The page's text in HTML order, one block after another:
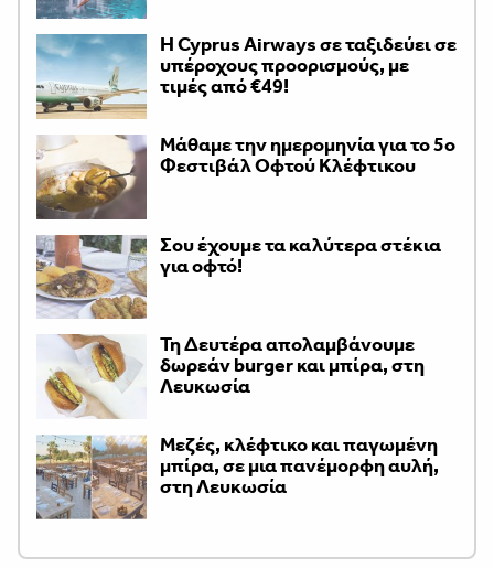
H Cyprus Airways σε ταξιδεύει σε
υπέροχους προορισμούς, με
τιμές από €49!
Μάθαμε την ημερομηνία για το 5ο
Φεστιβάλ Οφτού Κλέφτικου
Σου έχουμε τα καλύτερα στέκια
για οφτό!
Τη Δευτέρα απολαμβάνουμε
δωρεάν burger και μπίρα, στη
Λευκωσία
Μεζές, κλέφτικο και παγωμένη
μπίρα, σε μια πανέμορφη αυλή,
στη Λευκωσία